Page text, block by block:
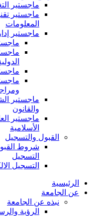
ماجستير
ماجستير
المعلومات
ماجستير
ماجستير
والقانون
ماجستير
الأسلامية
القبول والتسجيل
شروط
التسجيل
التسجيل
الرئيسية
عن الجامعة
نبذه عن الجامعة
الرؤية